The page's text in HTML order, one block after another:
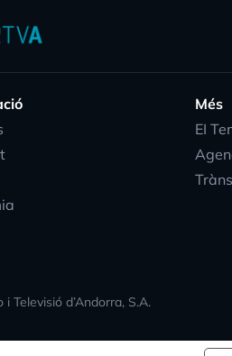
Més
EI
i Televisió d’Andorra, S.A.